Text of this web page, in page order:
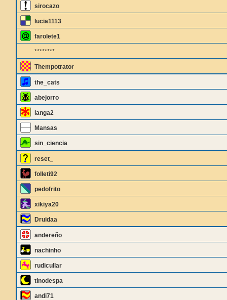
sirocazo
lucia1113
farolete1
********
Thempotrator
the_cats
abejorro
langa2
Mansas
sin_ciencia
reset_
folleti92
pedofrito
xikiya20
Druidaa
andereño
nachinho
rudicullar
tinodespa
andi71